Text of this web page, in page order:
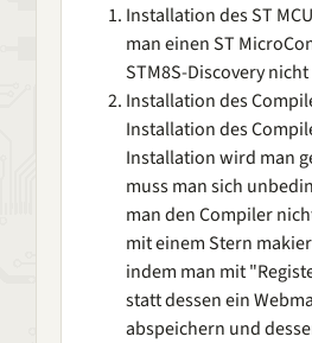
Installation des ST
man einen ST
STM8S-Discovery
Installation des
Installation des
Installation wird man
muss man sich
man den Compiler
mit einem Stern
indem man mit
statt dessen ein
abspeichern und